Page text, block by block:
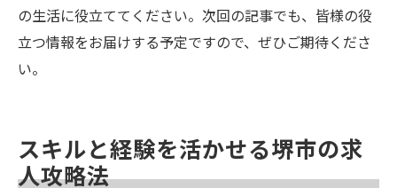
の生活に役立ててください。次回の記事でも、皆様の役
立つ情報をお届けする予定ですので、ぜひご期待くださ
い。
スキルと経験を活かせる堺市の求
人攻略法